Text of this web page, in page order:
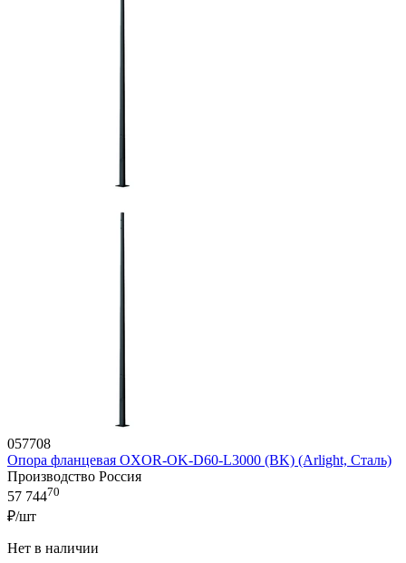
057708
Опора фланцевая OXOR-OK-D60-L3000 (BK) (Arlight, Сталь)
Производство Россия
57 74470
₽/шт
Нет в наличии